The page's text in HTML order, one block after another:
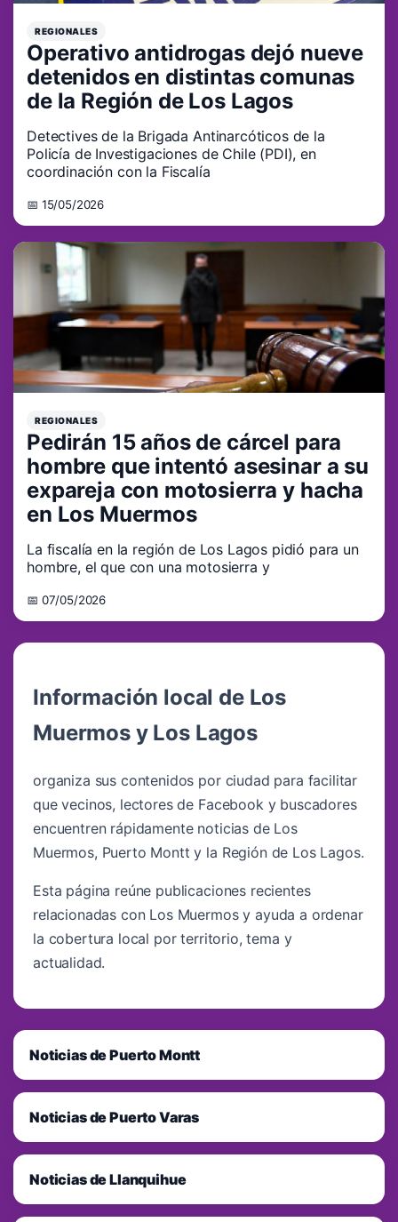
REGIONALES
Operativo antidrogas dejó nueve
detenidos en distintas comunas
de la Región de Los Lagos
Detectives de la Brigada Antinarcóticos de la
Policía de Investigaciones de Chile (PDI), en
coordinación con la Fiscalía
📅 15/05/2026
REGIONALES
Pedirán 15 años de cárcel para
hombre que intentó asesinar a su
expareja con motosierra y hacha
en Los Muermos
La fiscalía en la región de Los Lagos pidió para un
hombre, el que con una motosierra y
📅 07/05/2026
Información local de Los
Muermos y Los Lagos
organiza sus contenidos por ciudad para facilitar
que vecinos, lectores de Facebook y buscadores
encuentren rápidamente noticias de Los
Muermos, Puerto Montt y la Región de Los Lagos.
Esta página reúne publicaciones recientes
relacionadas con Los Muermos y ayuda a ordenar
la cobertura local por territorio, tema y
actualidad.
Noticias de Puerto Montt
Noticias de Puerto Varas
Noticias de Llanquihue